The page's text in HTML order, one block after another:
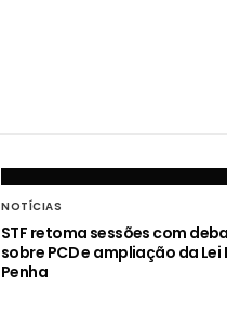
NOTÍCIAS
STF retoma sessões com
sobre PCD e ampliação da
Penha